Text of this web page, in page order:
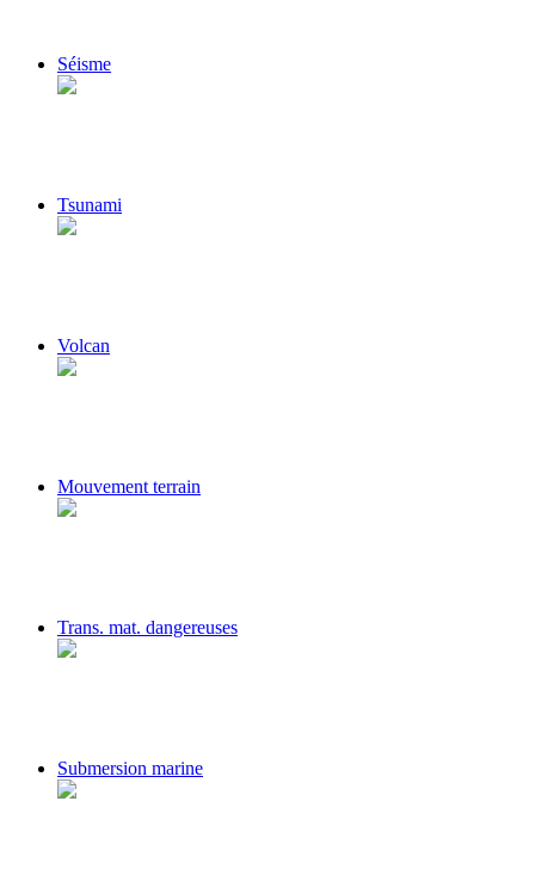
Séisme
Tsunami
Volcan
Mouvement terrain
Trans. mat. dangereuses
Submersion marine